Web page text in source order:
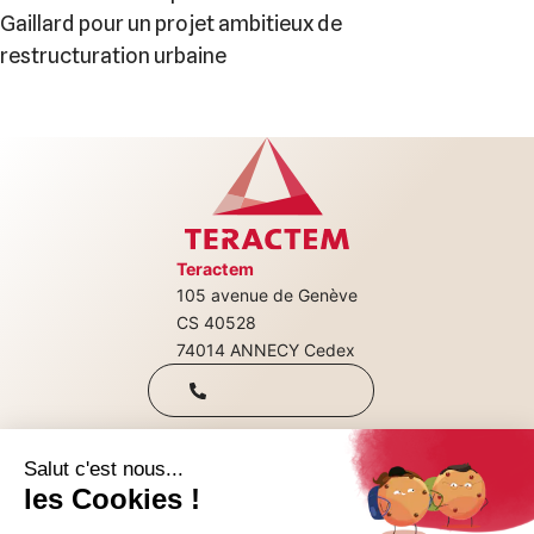
Gaillard pour un projet ambitieux de
restructuration urbaine
Teractem
105 avenue de Genève
CS 40528
74014 ANNECY Cedex
+33(0)4 50 08
Qui sommes-nous